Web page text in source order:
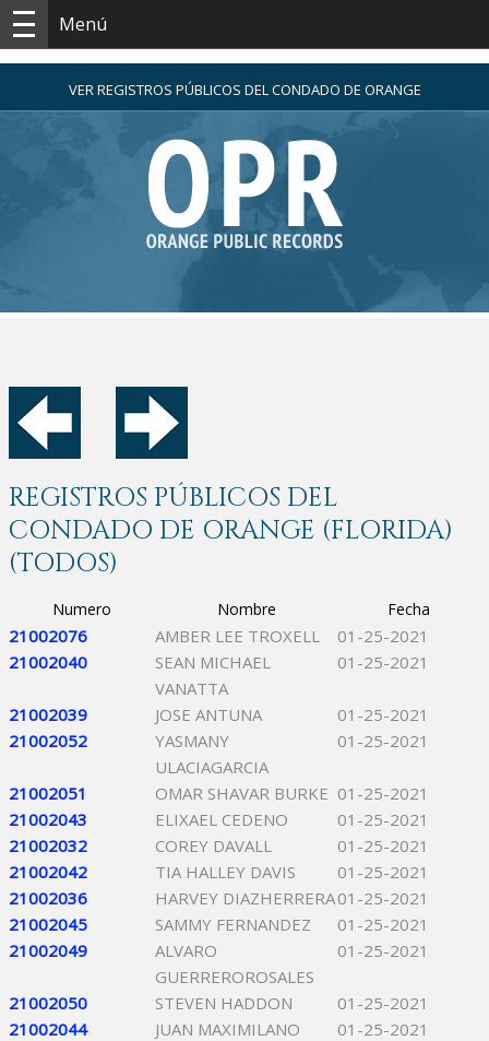
Menú
VER REGISTROS PÚBLICOS DEL CONDADO DE ORANGE
REGISTROS PÚBLICOS DEL
CONDADO DE ORANGE (FLORIDA)
(TODOS)
Numero Nombre Fecha
21002076 AMBER LEE TROXELL
01-25-2021
21002040
SEAN MICHAEL
VANATTA
01-25-2021
21002039 JOSE ANTUNA
01-25-2021
21002052
YASMANY
ULACIAGARCIA
01-25-2021
21002051 OMAR SHAVAR BURKE 01-25-2021
21002043
ELIXAEL CEDENO
01-25-2021
21002032
COREY DAVALL
01-25-2021
21002042
TIA HALLEY DAVIS
01-25-2021
21002036
HARVEY DIAZHERRERA01-25-2021
21002045
SAMMY FERNANDEZ
01-25-2021
21002049
ALVARO
GUERREROROSALES
01-25-2021
21002050 STEVEN HADDON
01-25-2021
21002044
JUAN MAXIMILANO
01-25-2021